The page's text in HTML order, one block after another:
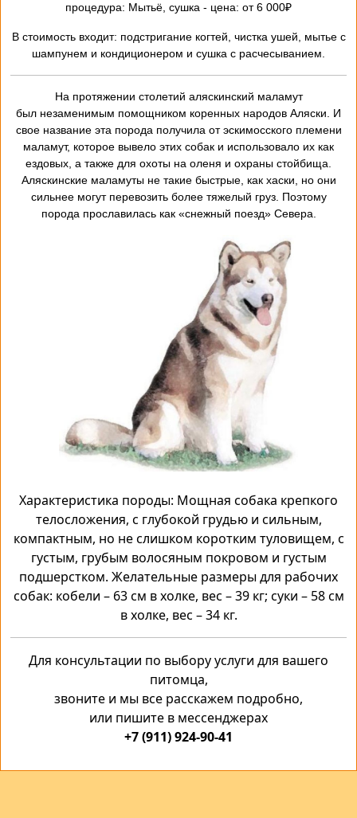
процедура: Мытьё, сушка - цена: от 6 000₽
В стоимость входит: подстригание когтей, чистка ушей, мытье с
шампунем и кондиционером и сушка с расчесыванием.
На протяжении столетий аляскинский маламут
был незаменимым помощником коренных народов Аляски. И
свое название эта порода получила от эскимосского племени
маламут, которое вывело этих собак и использовало их как
ездовых, а также для охоты на оленя и охраны стойбища.
Аляскинские маламуты не такие быстрые, как хаски, но они
сильнее могут перевозить более тяжелый груз. Поэтому
порода прославилась как «снежный поезд» Севера.
Характеристика породы: Мощная собака крепкого
телосложения, с глубокой грудью и сильным,
компактным, но не слишком коротким туловищем, с
густым, грубым волосяным покровом и густым
подшерстком. Желательные размеры для рабочих
собак: кобели – 63 см в холке, вес – 39 кг; суки – 58 см
в холке, вес – 34 кг.
Для консультации по выбору услуги для вашего
питомца,
звоните и мы все расскажем подробно,
или пишите в мессенджерах
+7 (911) 924-90-41